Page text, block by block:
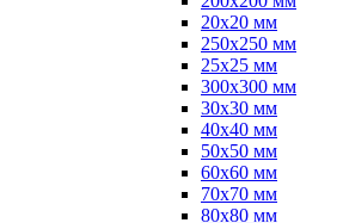
20х20 мм
250х250 мм
25х25 мм
300х300 мм
30х30 мм
40х40 мм
50х50 мм
60х60 мм
70х70 мм
80х80 мм